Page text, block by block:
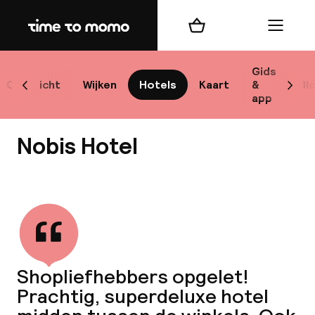
Home
Overzicht Wijken Hotels Kaart
Gids
&
app
Scroll naar links
Winkelmand Menu
Nobis Hotel
Shopliefhebbers opgelet!
Prachtig, superdeluxe hotel